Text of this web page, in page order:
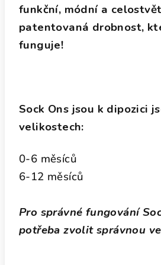
funkční, módní a
patentovaná drobnost,
funguje!
Sock Ons jsou k dipozici
velikostech:
0-6 měsíců
6-12 měsíců
Pro správné fungování
potřeba zvolit správnou